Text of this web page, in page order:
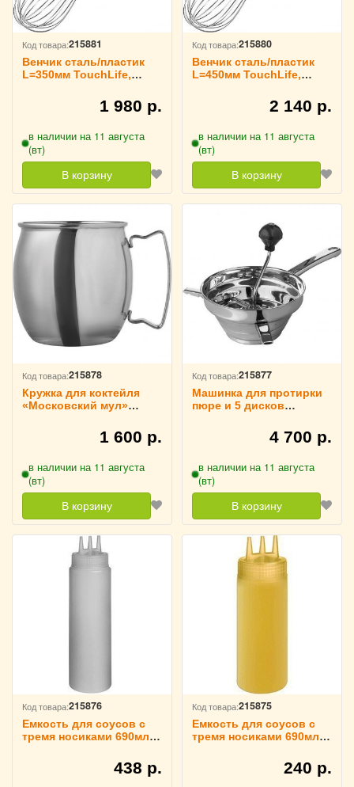
Код товара:215881
Венчик сталь/пластик
L=350мм TouchLife,
1 980 р.
в наличии на 11 августа
(вт)
В корзину
Код товара:215880
Венчик сталь/пластик
L=450мм TouchLife,
2 140 р.
в наличии на 11 августа
(вт)
В корзину
Код товара:215878
Кружка для коктейля
«Московский мул»
TouchLife, 2140831 600 р.
в наличии на 11 августа
(вт)
В корзину
Код товара:215877
Машинка для протирки
пюре и 5 дисков
TouchLife, 2140824 700 р.
в наличии на 11 августа
(вт)
В корзину
Код товара:215876
Емкость для соусов с
тремя носиками 690мл
438 р.
Код товара:215875
Емкость для соусов с
тремя носиками 690мл
TouchLife, 214080240 р.